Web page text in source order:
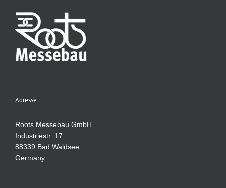
Adresse
Roots Messebau GmbH
Industriestr. 17
88339 Bad Waldsee
Germany